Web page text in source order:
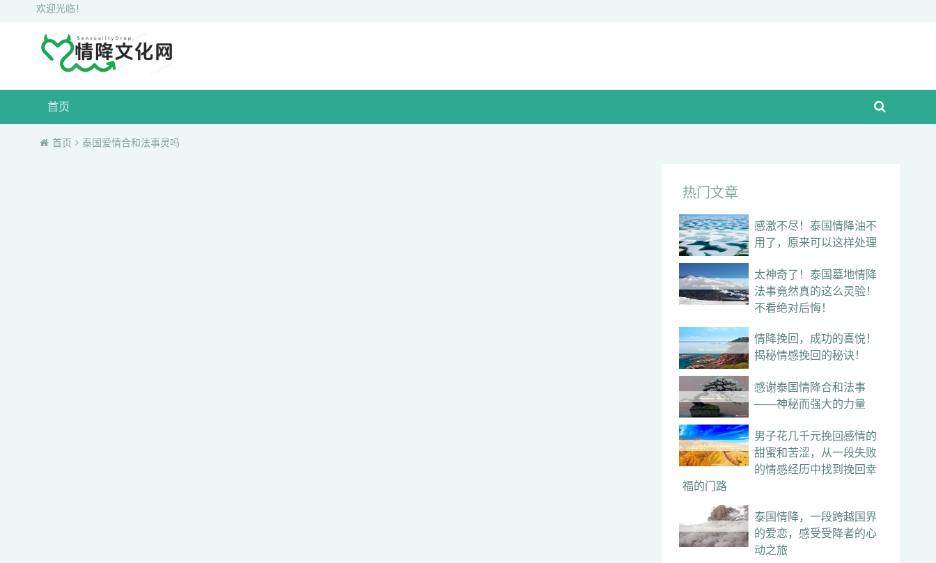
欢迎光临！
首页
首页 泰国爱情合和法事灵吗
热门文章
感激不尽！泰国情降油不
用了，原来可以这样处理
太神奇了！泰国墓地情降
法事竟然真的这么灵验！
不看绝对后悔！
情降挽回，成功的喜悦！
揭秘情感挽回的秘诀！
感谢泰国情降合和法事
——神秘而强大的力量
男子花几千元挽回感情的
甜蜜和苦涩，从一段失败
的情感经历中找到挽回幸
福的门路
泰国情降，一段跨越国界
的爱恋，感受受降者的心
动之旅